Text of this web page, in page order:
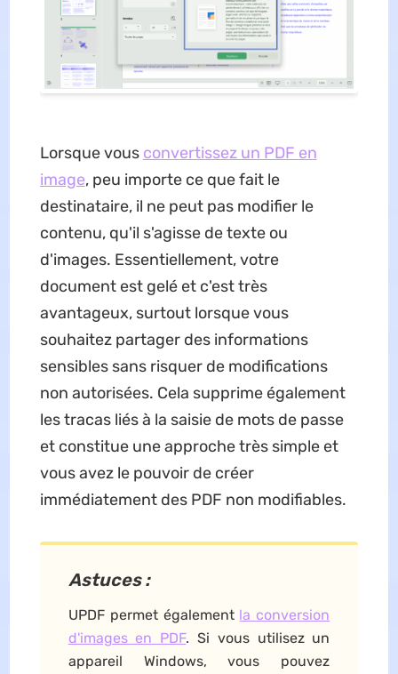
Lorsque vous convertissez un PDF en
image, peu importe ce que fait le
destinataire, il ne peut pas modifier le
contenu, qu'il s'agisse de texte ou
d'images. Essentiellement, votre
document est gelé et c'est très
avantageux, surtout lorsque vous
souhaitez partager des informations
sensibles sans risquer de modifications
non autorisées. Cela supprime également
les tracas liés à la saisie de mots de passe
et constitue une approche très simple et
vous avez le pouvoir de créer
immédiatement des PDF non modifiables.
Astuces :
UPDF permet également la conversion
d'images en PDF. Si vous utilisez un
appareil Windows, vous pouvez